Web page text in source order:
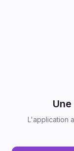
L'application